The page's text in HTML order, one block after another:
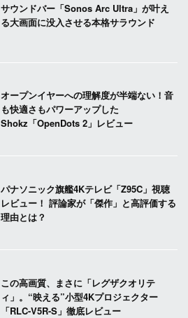
サウンドバー「Sonos Arc Ultra」が叶え
る大画面に没入させる本格サラウンド
オープンイヤーへの理解度が半端ない！音
も快適さもパワーアップした
Shokz「OpenDots 2」レビュー
パナソニック旗艦4Kテレビ「Z95C」視聴
レビュー！ 評論家が「傑作」と高評価する
理由とは？
この高画質、まさに「レグザクオリテ
ィ」。“映える”小型4Kプロジェクター
「RLC-V5R-S」徹底レビュー